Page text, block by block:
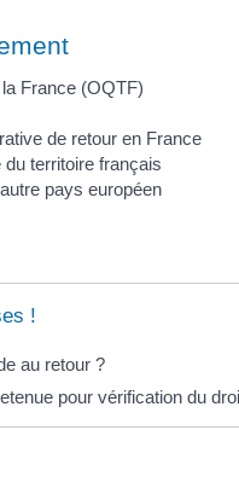
France (OQTF)
de retour en France
territoire français
pays européen
!
au retour ?
pour vérification du